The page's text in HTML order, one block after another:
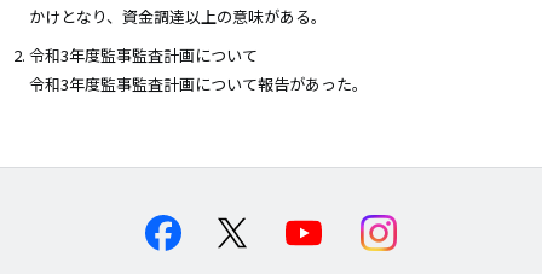
かけとなり、資金調達以上の意味がある。
令和3年度監事監査計画について
令和3年度監事監査計画について報告があった。